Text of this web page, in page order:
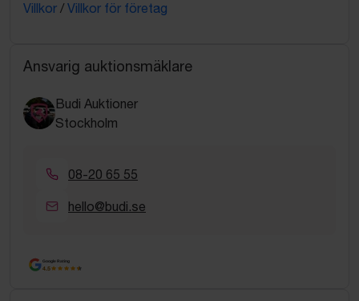
Villkor / Villkor för företag
Ansvarig auktionsmäklare
Budi Auktioner
Stockholm
08-20 65 55
hello@budi.se
Google Rating
4.5